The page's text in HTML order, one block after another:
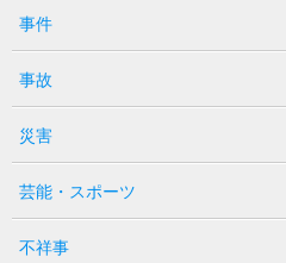
事件
事故
災害
芸能・スポーツ
不祥事